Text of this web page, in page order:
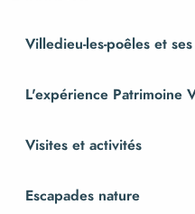
Villedieu-les-poêles et
L'expérience Patrimoine
Visites et activités
Escapades nature
et goûtez aux
normandes. Une
authentique vous
riche patrimoine
Ajouter